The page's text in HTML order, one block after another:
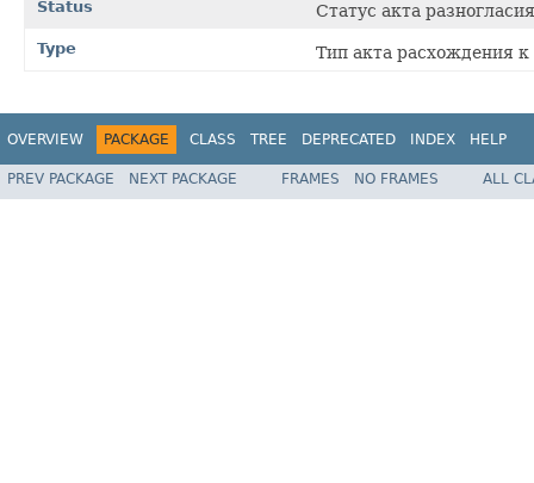
Status Статус акта
Type Тип акта расхождения
OVERVIEW PACKAGE CLASS TREE DEPRECATED INDEX HELP
PREV PACKAGE NEXT PACKAGE FRAMES NO FRAMES ALL